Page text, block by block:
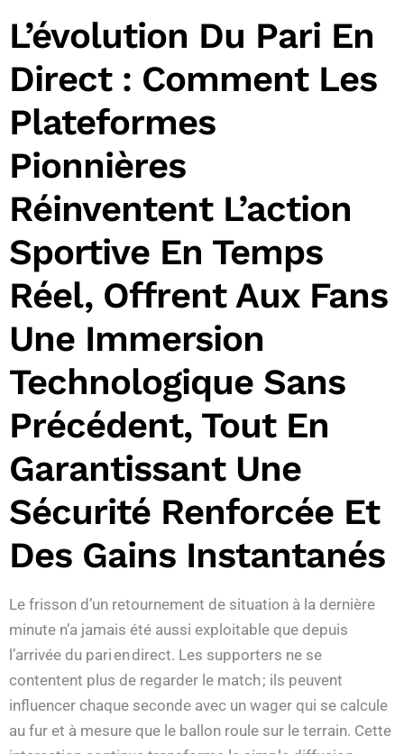
L’évolution Du Pari En
Direct : Comment Les
Plateformes
Pionnières
Réinventent L’action
Sportive En Temps
Réel, Offrent Aux Fans
Une Immersion
Technologique Sans
Précédent, Tout En
Garantissant Une
Sécurité Renforcée Et
Des Gains Instantanés
Le frisson d’un retournement de situation à la dernière
minute n’a jamais été aussi exploitable que depuis
l’arrivée du pari en direct. Les supporters ne se
contentent plus de regarder le match ; ils peuvent
influencer chaque seconde avec un wager qui se calcule
au fur et à mesure que le ballon roule sur le terrain. Cette